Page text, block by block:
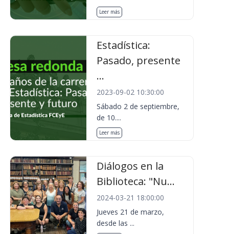
Leer más
Estadística:
Pasado, presente
...
2023-09-02 10:30:00
Sábado 2 de septiembre,
de 10....
Leer más
Diálogos en la
Biblioteca: "Nu...
2024-03-21 18:00:00
Jueves 21 de marzo,
desde las ...